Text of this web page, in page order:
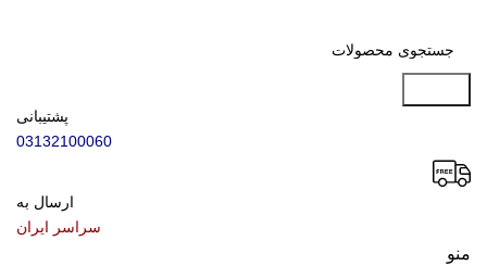
پشتیبانی
03132100060
ارسال به
سراسر ایران
منو